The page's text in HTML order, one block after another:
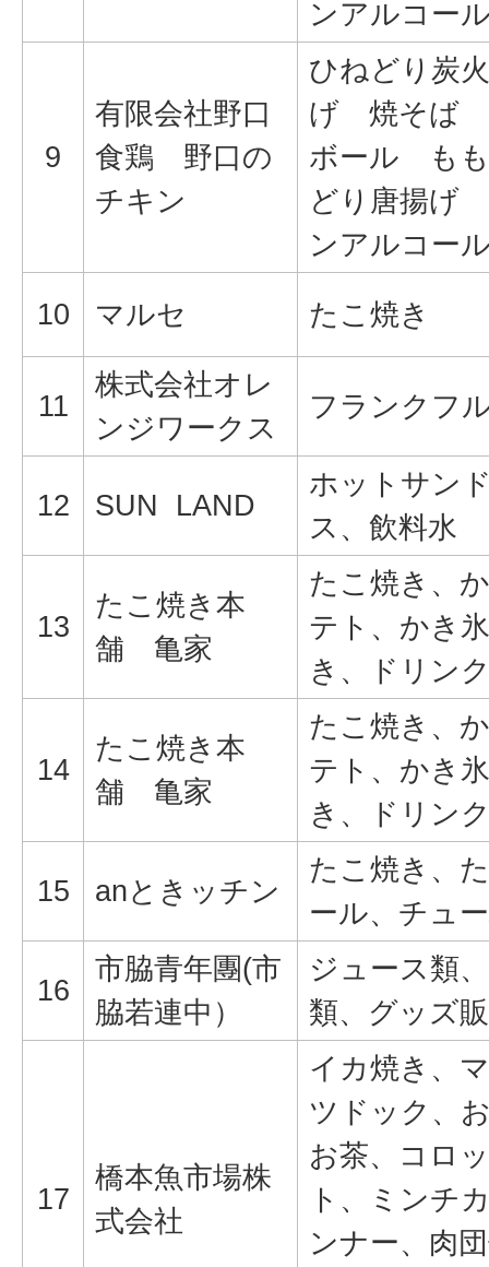
ンアルコー
9
有限会社野口
食鶏 野口の
チキン
ひねどり炭
げ 焼そば
ボール も
どり唐揚げ
ンアルコー
10 マルセ たこ焼き
11
株式会社オレ
ンジワークス
フランクフ
12 SUN LAND
ホットサン
ス、飲料水
13
たこ焼き本
舗 亀家
たこ焼き、
テト、かき
き、ドリン
14
たこ焼き本
舗 亀家
たこ焼き、
テト、かき
き、ドリン
15 anときッチン
たこ焼き、
ール、チュ
16
市脇青年團(市
脇若連中）
ジュース類
類、グッズ
17
橋本魚市場株
式会社
イカ焼き、
ツドック、
お茶、コロ
ト、ミンチ
ンナー、肉